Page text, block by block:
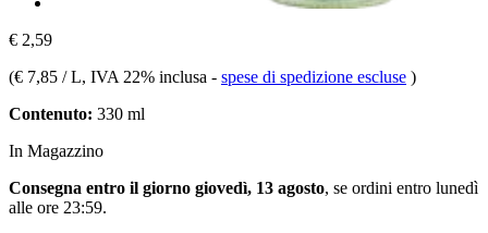
€ 2,59
(€ 7,85 / L, IVA 22% inclusa - spese di spedizione escluse )
Contenuto: 330 ml
In Magazzino
Consegna entro il giorno giovedì, 13 agosto, se ordini entro lunedì
alle ore 23:59.